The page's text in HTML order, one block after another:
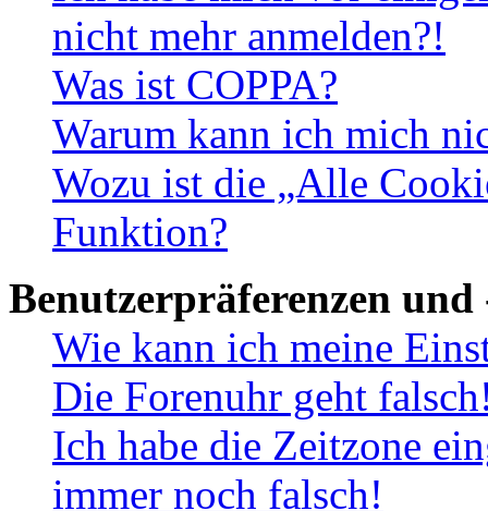
nicht mehr anmelden?!
Was ist COPPA?
Warum kann ich mich
Wozu ist die „Alle
Funktion?
Benutzerpräferenzen und
Wie kann ich meine
Die Forenuhr geht
Ich habe die Zeitzone
immer noch falsch!